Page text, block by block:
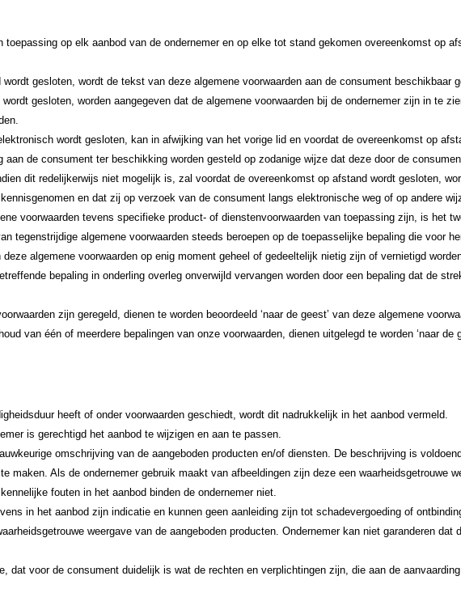
toepassing op elk aanbod van de ondernemer en op elke tot stand gekomen overeenkomst op
gesloten, wordt de tekst van deze algemene voorwaarden aan de consument beschikbaar
gesloten, worden aangegeven dat de algemene voorwaarden bij de ondernemer zijn in te
wordt gesloten, kan in afwijking van het vorige lid en voordat de overeenkomst op
aan de consument ter beschikking worden gesteld op zodanige wijze dat deze door de
dit redelijkerwijs niet mogelijk is, zal voordat de overeenkomst op afstand wordt gesloten,
en dat zij op verzoek van de consument langs elektronische weg of op andere
voorwaarden tevens specifieke product- of dienstenvoorwaarden van toepassing zijn, is het
tegenstrijdige algemene voorwaarden steeds beroepen op de toepasselijke bepaling die voor
deze algemene voorwaarden op enig moment geheel of gedeeltelijk nietig zijn of vernietigd
bepaling in onderling overleg onverwijld vervangen worden door een bepaling dat de
zijn geregeld, dienen te worden beoordeeld ‘naar de geest’ van deze algemene
van één of meerdere bepalingen van onze voorwaarden, dienen uitgelegd te worden ‘naar de
heeft of onder voorwaarden geschiedt, wordt dit nadrukkelijk in het aanbod vermeld.
is gerechtigd het aanbod te wijzigen en aan te passen.
omschrijving van de aangeboden producten en/of diensten. De beschrijving is
maken. Als de ondernemer gebruik maakt van afbeeldingen zijn deze een waarheidsgetrouwe
fouten in het aanbod binden de ondernemer niet.
in het aanbod zijn indicatie en kunnen geen aanleiding zijn tot schadevergoeding of
weergave van de aangeboden producten. Ondernemer kan niet garanderen
dat voor de consument duidelijk is wat de rechten en verplichtingen zijn, die aan de